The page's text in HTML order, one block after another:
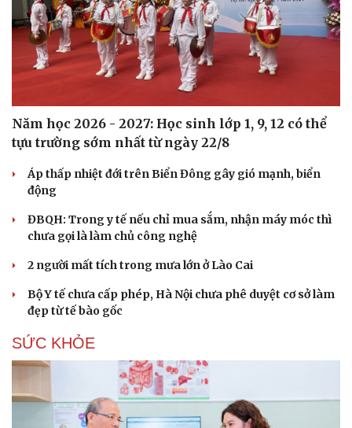
Năm học 2026 - 2027: Học sinh lớp 1, 9, 12 có thể
tựu trường sớm nhất từ ngày 22/8
Áp thấp nhiệt đới trên Biển Đông gây gió mạnh, biển
động
ĐBQH: Trong y tế nếu chỉ mua sắm, nhận máy móc thì
chưa gọi là làm chủ công nghệ
2 người mất tích trong mưa lớn ở Lào Cai
Bộ Y tế chưa cấp phép, Hà Nội chưa phê duyệt cơ sở làm
đẹp từ tế bào gốc
SỨC KHỎE